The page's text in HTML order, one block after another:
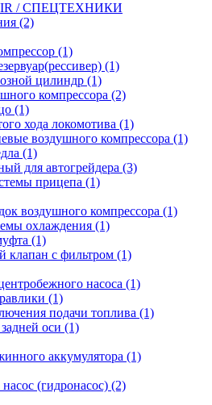
/ СПЕЦТЕХНИКИ
(2)
(1)
(1)
цилиндр (1)
компрессора (2)
(1)
хода локомотива (1)
воздушного компрессора (1)
(1)
для автогрейдера (3)
прицепа (1)
воздушного компрессора (1)
охлаждения (1)
(1)
клапан с фильтром (1)
насоса (1)
(1)
подачи топлива (1)
оси (1)
аккумулятора (1)
(гидронасос) (2)